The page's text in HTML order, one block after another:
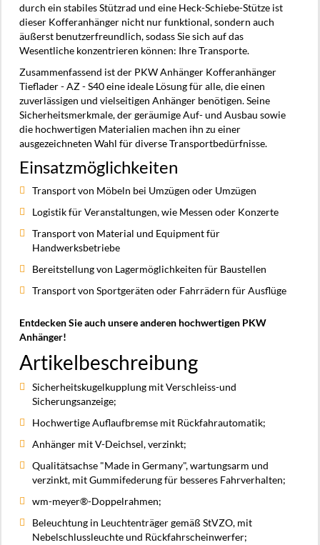
durch ein stabiles Stützrad und eine Heck-Schiebe-Stütze ist
dieser Kofferanhänger nicht nur funktional, sondern auch
äußerst benutzerfreundlich, sodass Sie sich auf das
Wesentliche konzentrieren können: Ihre Transporte.
Zusammenfassend ist der PKW Anhänger Kofferanhänger
Tieflader - AZ - S40 eine ideale Lösung für alle, die einen
zuverlässigen und vielseitigen Anhänger benötigen. Seine
Sicherheitsmerkmale, der geräumige Auf- und Ausbau sowie
die hochwertigen Materialien machen ihn zu einer
ausgezeichneten Wahl für diverse Transportbedürfnisse.
Einsatzmöglichkeiten
Transport von Möbeln bei Umzügen oder Umzügen
Logistik für Veranstaltungen, wie Messen oder Konzerte
Transport von Material und Equipment für
Handwerksbetriebe
Bereitstellung von Lagermöglichkeiten für Baustellen
Transport von Sportgeräten oder Fahrrädern für Ausflüge
Entdecken Sie auch unsere anderen hochwertigen PKW
Anhänger!
Artikelbeschreibung
Sicherheitskugelkupplung mit Verschleiss-und
Sicherungsanzeige;
Hochwertige Auflaufbremse mit Rückfahrautomatik;
Anhänger mit V-Deichsel, verzinkt;
Qualitätsachse "Made in Germany", wartungsarm und
verzinkt, mit Gummifederung für besseres Fahrverhalten;
wm-meyer®-Doppelrahmen;
Beleuchtung in Leuchtenträger gemäß StVZO, mit
Nebelschlussleuchte und Rückfahrscheinwerfer;